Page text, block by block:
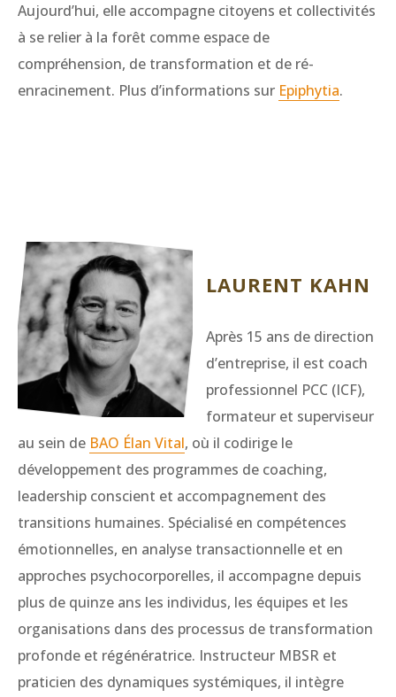
Aujourd’hui, elle accompagne citoyens et collectivités
à se relier à la forêt comme espace de
compréhension, de transformation et de ré-
enracinement. Plus d’informations sur Epiphytia.
LAURENT KAHN
Après 15 ans de direction
d’entreprise, il est coach
professionnel PCC (ICF),
formateur et superviseur
au sein de BAO Élan Vital, où il codirige le
développement des programmes de coaching,
leadership conscient et accompagnement des
transitions humaines. Spécialisé en compétences
émotionnelles, en analyse transactionnelle et en
approches psychocorporelles, il accompagne depuis
plus de quinze ans les individus, les équipes et les
organisations dans des processus de transformation
profonde et régénératrice. Instructeur MBSR et
praticien des dynamiques systémiques, il intègre